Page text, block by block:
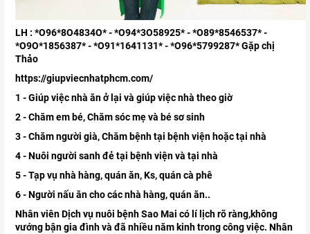
LH : *O96*8O4834O* - *O94*3O58925* - *O89*8546537* -
*O9O*1856387* - *O91*1641131* - *O96*5799287* Gặp chị
Thảo
https://giupviecnhatphcm.com/
1 - Giúp việc nhà ăn ở lại và giúp việc nhà theo giờ
2 - Chăm em bé, Chăm sóc mẹ và bé sơ sinh
3 - Chăm người già, Chăm bệnh tại bệnh viện hoặc tại nhà
4 - Nuôi người sanh đẻ tại bệnh viện và tại nhà
5 - Tạp vụ nhà hàng, quán ăn, Ks, quán cà phê
6 - Người nấu ăn cho các nhà hàng, quán ăn..
Nhân viên Dịch vụ nuôi bệnh Sao Mai có lí lịch rõ ràng,không
vướng bận gia đình và đã nhiều năm kinh trong công việc. Nhân